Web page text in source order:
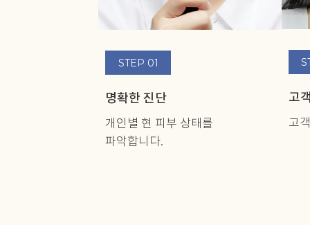
STEP 01
명확한 진단
개인별 현 피부 상태를
파악합니다.
고
고